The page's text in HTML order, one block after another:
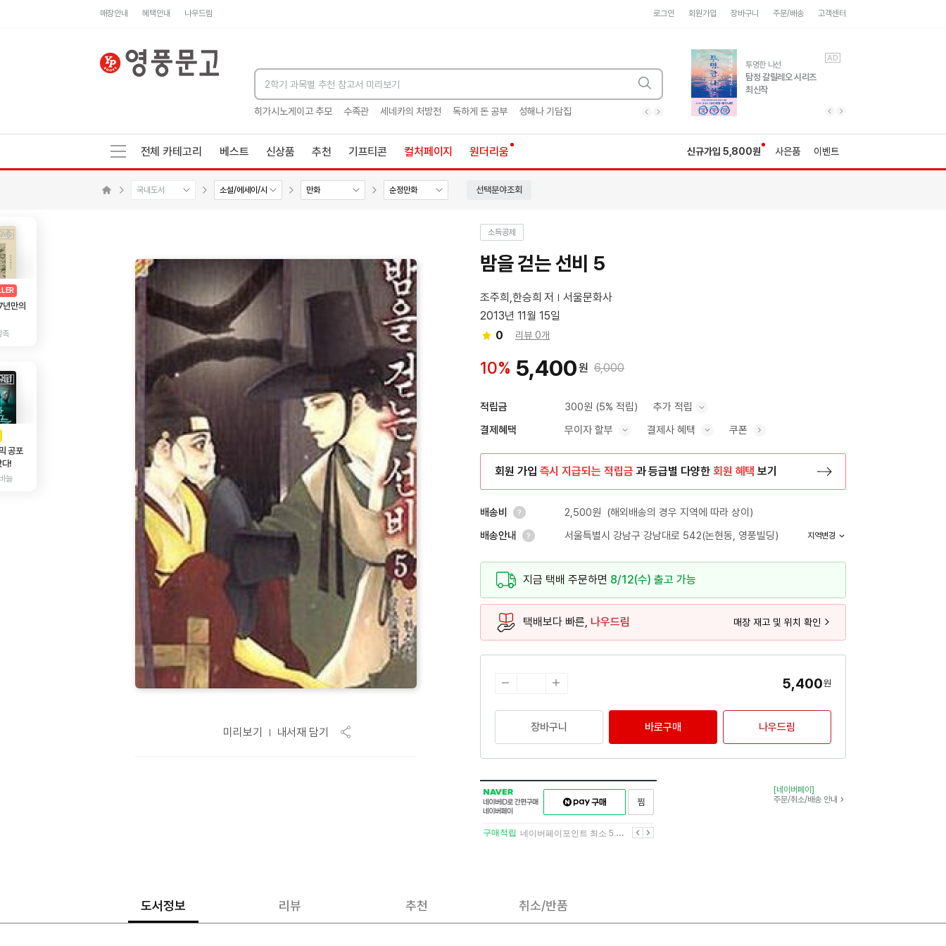
매장안내 혜택안내 나우드림 로그인 회원가입 장바구니 주문/배송 고객센터
히가시노게이고 추모 수족관 세네카의 처방전 독하게 돈 공부 성해나 기담집 히가시노게이고 추모 수족관 독하게 돈 공부
유럽 도시 기행3
풍성한 서사와 인문학적
통찰!
AD
투명한 나선
탐정 갈릴레오 시리즈
최신작
AD
전체 카테고리 베스트 신상품 추천 기프티콘 컬처페이지 원더리움 신규가입 5,800원 사은품 이벤트
국내도서 소설/에세이/시 만화 순정만화 선택분야조회
AD
년만의
촉
AD
공포
다!
늘
미리보기 내서재 담기
소득공제
밤을 걷는 선비 5
조주희,한승희 저
서울문화사
2013년 11월 15일
0
리뷰 0개
10% 5,400원 6,000
적립금 300원 (5% 적립) 추가 적립
결제혜택 무이자 할부 결제사 혜택 쿠폰
회원 가입 즉시 지급되는 적립금 과 등급별 다양한 회원 혜택 보기
배송비 2,500원 (해외배송의 경우 지역에 따라 상이)
배송안내
서울특별시 강남구 강남대로 542(논현동, 영풍빌딩) 지역변경
지금 택배 주문하면 8/12(수) 출고 가능
택배보다 빠른, 나우드림 매장 재고 및 위치 확인
5,400원
장바구니 바로구매 나우드림
NAVER
네이버
ID로
간편구매
네이버페이
구매하기
이전
구매적립 네이버페이포인트 최소 5.5% 적립 다음
[네이버페이]
주문/취소/배송 안내
도서정보 리뷰 추천 취소/반품